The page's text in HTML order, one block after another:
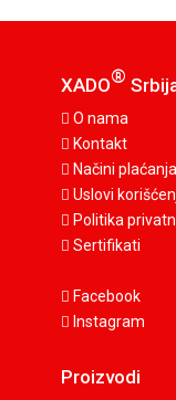
XADO®
O nama
Kontakt
Načini plaćanja
Uslovi
Politika
Sertifikati
Facebook
Instagram
Proizvodi